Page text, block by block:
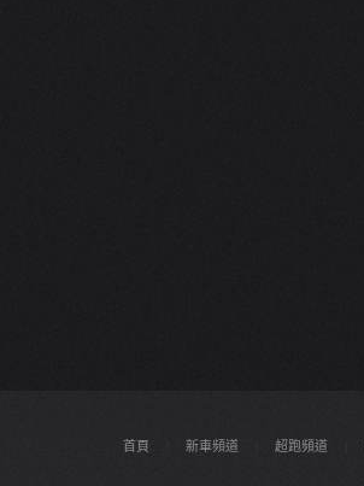
首頁 新車頻道 超跑頻道